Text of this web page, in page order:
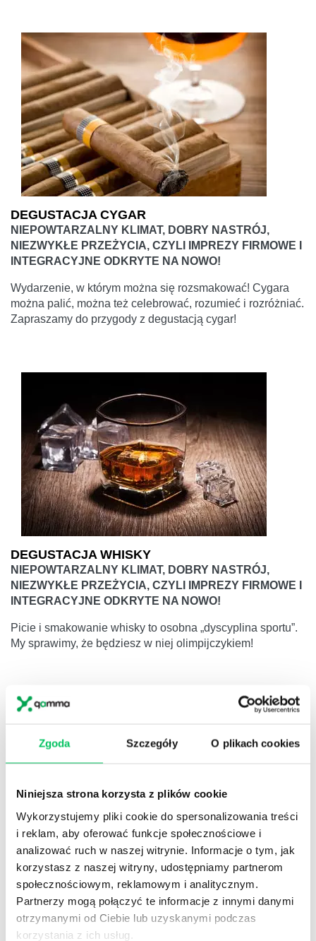
Zgoda Szczegóły O plikach cookies
Niniejsza strona korzysta z plików cookie
Wykorzystujemy pliki cookie do spersonalizowania treści
i reklam, aby oferować funkcje społecznościowe i
analizować ruch w naszej witrynie. Informacje o tym, jak
korzystasz z naszej witryny, udostępniamy partnerom
społecznościowym, reklamowym i analitycznym.
Partnerzy mogą połączyć te informacje z innymi danymi
otrzymanymi od Ciebie lub uzyskanymi podczas
korzystania z ich usług.
DEGUSTACJA CYGAR
NIEPOWTARZALNY KLIMAT, DOBRY NASTRÓJ,
NIEZWYKŁE PRZEŻYCIA, CZYLI IMPREZY FIRMOWE I
INTEGRACYJNE ODKRYTE NA NOWO!
Wydarzenie, w którym można się rozsmakować! Cygara
można palić, można też celebrować, rozumieć i rozróżniać.
Zapraszamy do przygody z degustacją cygar!
DEGUSTACJA WHISKY
NIEPOWTARZALNY KLIMAT, DOBRY NASTRÓJ,
NIEZWYKŁE PRZEŻYCIA, CZYLI IMPREZY FIRMOWE I
INTEGRACYJNE ODKRYTE NA NOWO!
Picie i smakowanie whisky to osobna „dyscyplina sportu”.
My sprawimy, że będziesz w niej olimpijczykiem!
CASINO ROYALE
NIEPOWTARZALNY KLIMAT, DOBRY NASTRÓJ,
NIEZWYKŁE PRZEŻYCIA, CZYLI IMPREZY FIRMOWE I
INTEGRACYJNE ODKRYTE NA NOWO!